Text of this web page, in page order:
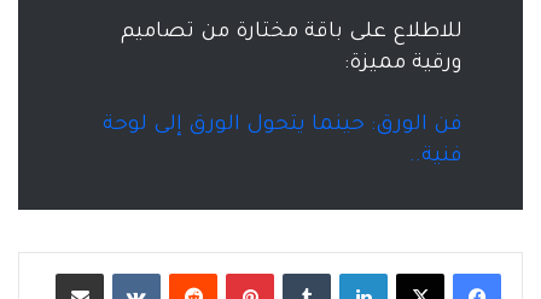
للاطلاع على باقة مختارة من تصاميم
ورقية مميزة:
فن الورق: حينما يتحول الورق إلى لوحة
فنية..
لينكدإن بينتيريست